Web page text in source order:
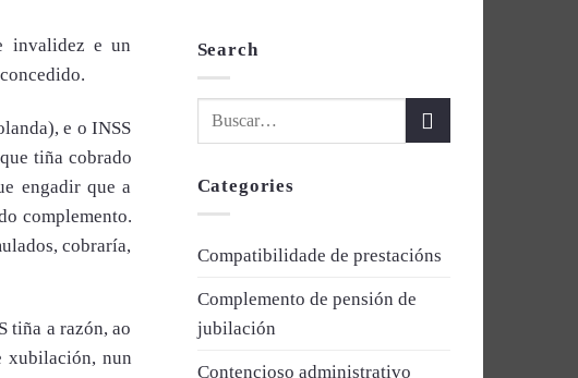
invalidez e un
e o INSS
tiña cobrado
engadir que a
complemento.
cobraría,
tiña a razón, ao
xubilación, nun
Search
Categories
Compatibilidade de prestacións
Complemento de pensión de
jubilación
Contencioso administrativo